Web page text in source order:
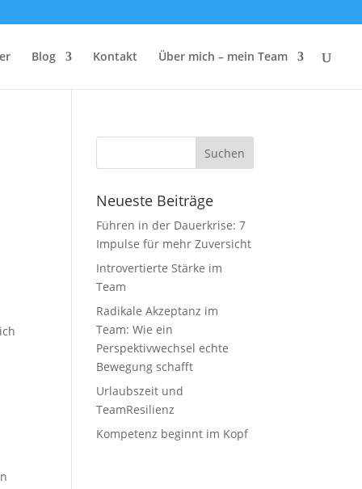
Blog Kontakt Über mich – mein Team
Neueste Beiträge
Führen in der Dauerkrise: 7
Impulse für mehr Zuversicht
Introvertierte Stärke im
Team
Radikale Akzeptanz im
Team: Wie ein
Perspektivwechsel echte
Bewegung schafft
Urlaubszeit und
TeamResilienz
Kompetenz beginnt im Kopf